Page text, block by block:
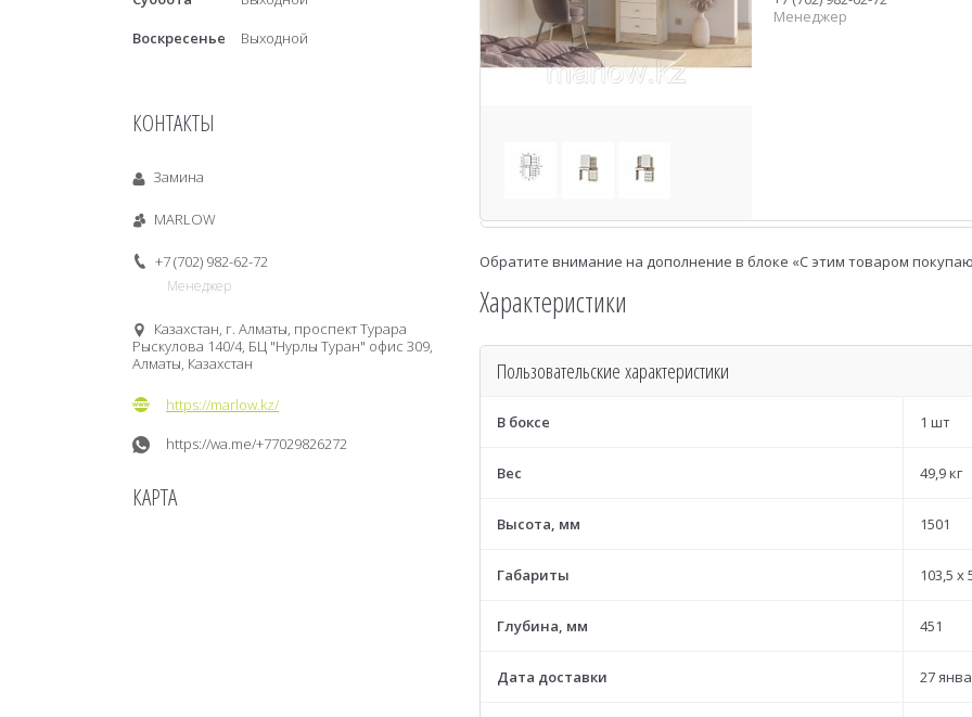
Менеджер
Обратите внимание на дополнение в блоке «С этим товаром
Характеристики
Пользовательские характеристики
В боксе 1 шт
Вес 49,9 кг
Высота, мм 1501
Габариты 103,5 x
Глубина, мм 451
Дата доставки 27
Воскресенье
Выходной
КОНТАКТЫ
Замина
MARLOW
+7 (702) 982-62-72
Менеджер
Казахстан, г. Алматы, проспект Турара
Рыскулова 140/4, БЦ "Нурлы Туран" офис 309,
Алматы, Казахстан
https://marlow.kz/
https://wa.me/+77029826272
КАРТА